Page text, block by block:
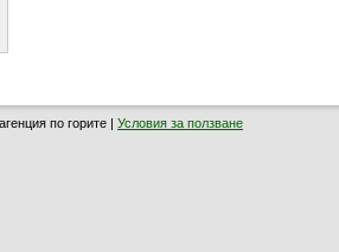
се в нов прозорец)
по горите | Условия за ползване